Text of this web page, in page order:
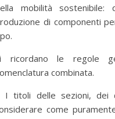
mobilità
di componenti
ricordano le regole
combinata.
I titoli delle sezioni, dei
come